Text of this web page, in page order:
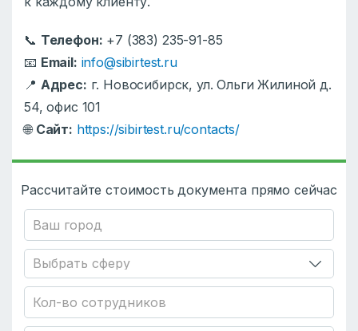
📞 Телефон: +7 (383) 235-91-85
📧 Email: info@sibirtest.ru
📍 Адрес: г. Новосибирск, ул. Ольги Жилиной д.
54, офис 101
🌐 Сайт: https://sibirtest.ru/contacts/
Рассчитайте стоимость документа прямо сейчас